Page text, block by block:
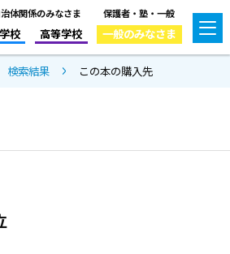
体関係のみなさま
校 高等学校
保護者・塾・一般
一般のみなさま
検索結果 この本の購入先